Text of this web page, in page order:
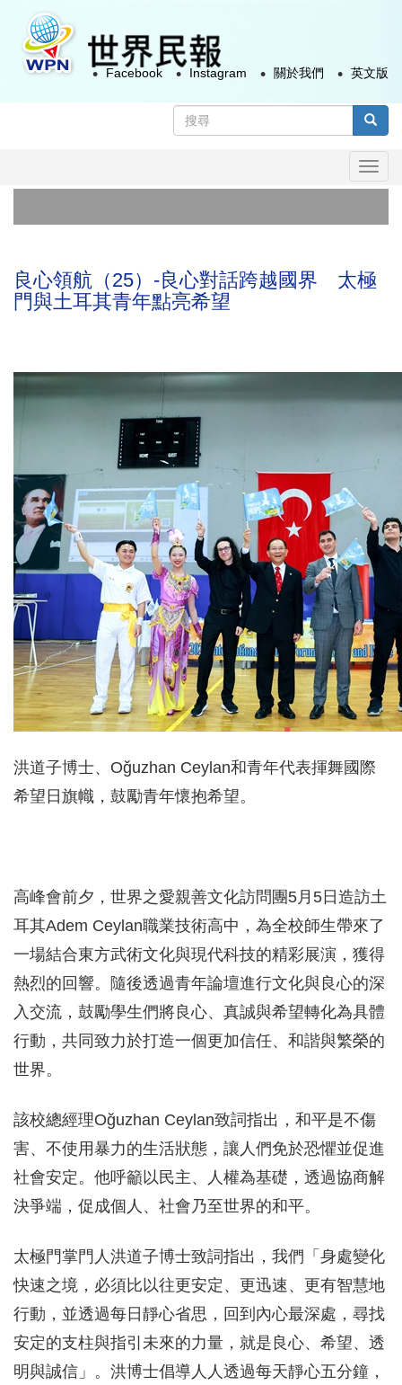
容
搜
尋
Facebook Instagram 關於我們 英文版
良心領航（25）-良心對話跨越國界 太極
門與土耳其青年點亮希望
洪道子博士、Oğuzhan Ceylan和青年代表揮舞國際
希望日旗幟，鼓勵青年懷抱希望。
高峰會前夕，世界之愛親善文化訪問團5月5日造訪土
耳其Adem Ceylan職業技術高中，為全校師生帶來了
一場結合東方武術文化與現代科技的精彩展演，獲得
熱烈的回響。隨後透過青年論壇進行文化與良心的深
入交流，鼓勵學生們將良心、真誠與希望轉化為具體
行動，共同致力於打造一個更加信任、和諧與繁榮的
世界。
該校總經理Oğuzhan Ceylan致詞指出，和平是不傷
害、不使用暴力的生活狀態，讓人們免於恐懼並促進
社會安定。他呼籲以民主、人權為基礎，透過協商解
決爭端，促成個人、社會乃至世界的和平。
太極門掌門人洪道子博士致詞指出，我們「身處變化
快速之境，必須比以往更安定、更迅速、更有智慧地
行動，並透過每日靜心省思，回到內心最深處，尋找
安定的支柱與指引未來的力量，就是良心、希望、透
明與誠信」。洪博士倡導人人透過每天靜心五分鐘，